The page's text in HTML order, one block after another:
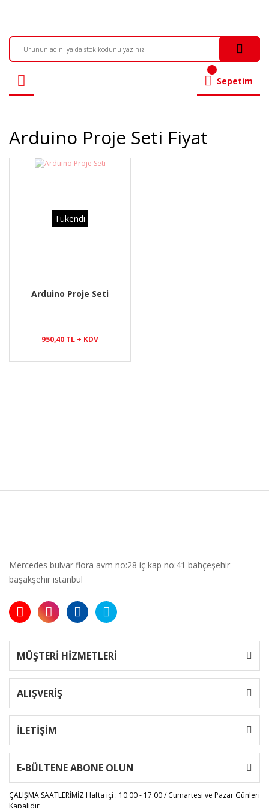
Sepetim
Arduino Proje Seti Fiyat
Tükendi
Arduino Proje Seti
950,40 TL + KDV
Mercedes bulvar flora avm no:28 iç kap no:41 bahçeşehir
başakşehir istanbul
MÜŞTERİ HİZMETLERİ
ALIŞVERİŞ
İLETİŞİM
E-BÜLTENE ABONE OLUN
ÇALIŞMA SAATLERİMİZHafta içi : 10:00 - 17:00 / Cumartesi ve Pazar Günleri
Kapalıdır